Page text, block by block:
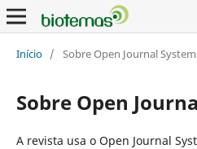
Início / Sobre Open Journal
Sobre Open
A revista usa o Open Journal